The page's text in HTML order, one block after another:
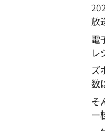
放
電
レ
ズ
数
そ
ー